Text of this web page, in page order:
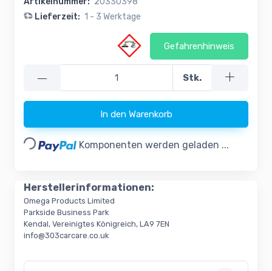
Lieferzeit: 1 - 3 Werktage
Gefahrenhinweis
— Stk.
In den Warenkorb
Loading... Komponenten werden geladen ...
Herstellerinformationen:
Omega Products Limited
Parkside Business Park
Kendal, Vereinigtes Königreich, LA9 7EN
info@303carcare.co.uk